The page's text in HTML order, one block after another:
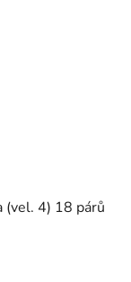
(vel. 4) 18 párů